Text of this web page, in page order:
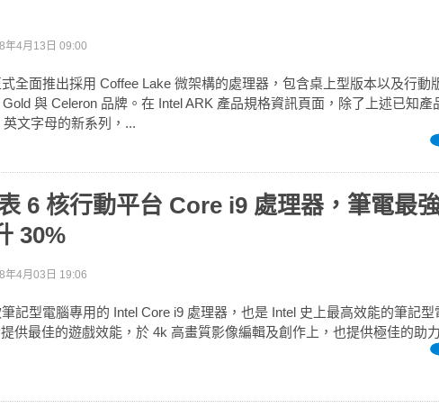
年4月13日 09:00
全面推出採用 Coffee Lake 微架構的處理器，包含桌上型版本以及行動
與 Celeron 品牌。在 Intel ARK 產品規格資訊頁面，除了上述已知產
文字母的新系列，...
6 核行動平台 Core i9 處理器，筆電最
30%
年4月03日 19:06
記型電腦專用的 Intel Core i9 處理器，也是 Intel 史上最高效能的筆記型
供最佳的遊戲效能，於 4k 高畫質影像編輯及創作上，也提供極佳的助力